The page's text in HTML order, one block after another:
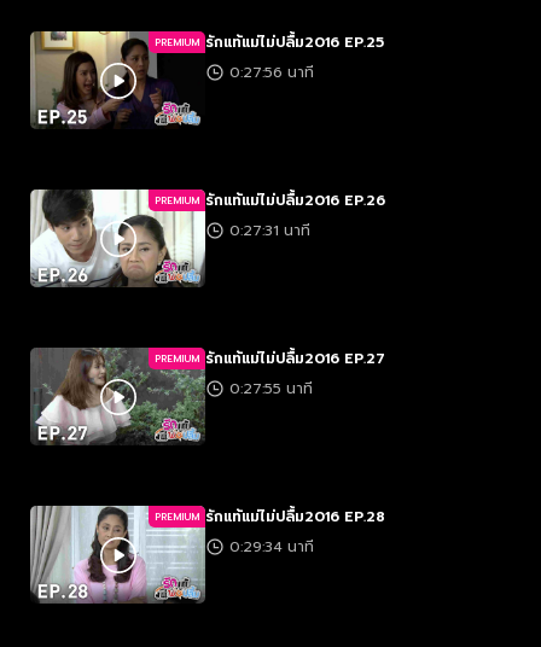
PREMIUM รักแท้แม่ไม่ปลื้ม2016 EP.25
0:27:56 นาที
PREMIUM รักแท้แม่ไม่ปลื้ม2016 EP.26
0:27:31 นาที
PREMIUM รักแท้แม่ไม่ปลื้ม2016 EP.27
0:27:55 นาที
PREMIUM รักแท้แม่ไม่ปลื้ม2016 EP.28
0:29:34 นาที